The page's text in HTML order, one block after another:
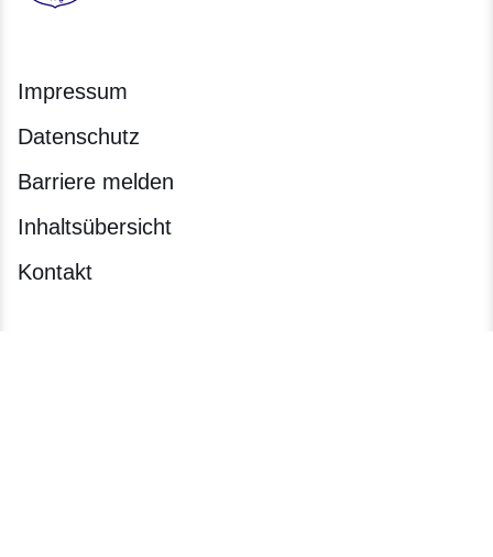
Impressum
Datenschutz
Barriere melden
Inhaltsübersicht
Kontakt